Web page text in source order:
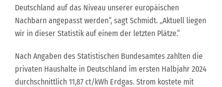
Deutschland auf das Niveau unserer europäischen
Nachbarn angepasst werden“, sagt Schmidt. „Aktuell liegen
wir in dieser Statistik auf einem der letzten Plätze.“
Nach Angaben des Statistischen Bundesamtes zahlten die
privaten Haushalte in Deutschland im ersten Halbjahr 2024
durchschnittlich 11,87 ct/kWh Erdgas. Strom kostete mit